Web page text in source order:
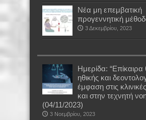
Νέα μη επεμβατική
προγεννητική
3 Δεκεμβρίου, 2023
Ημερίδα: “Επίκαιρα
ηθικής και
έμφαση στις
και στην τεχνητή
(04/11/2023)
3 Νοεμβρίου, 2023